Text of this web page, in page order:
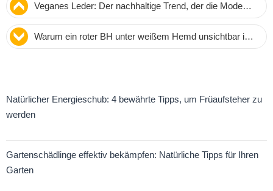
Veganes Leder: Der nachhaltige Trend, der die Mode
revolutioniert
Warum ein roter BH unter weißem Hemd unsichtbar ist:
Wissenschaftliche Fakten und Styling-Tipps
Natürlicher Energieschub: 4 bewährte Tipps, um Früaufsteher zu
werden
Gartenschädlinge effektiv bekämpfen: Natürliche Tipps für Ihren
Garten